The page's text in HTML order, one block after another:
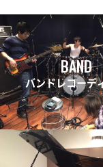
BAND
バンドレコーデ